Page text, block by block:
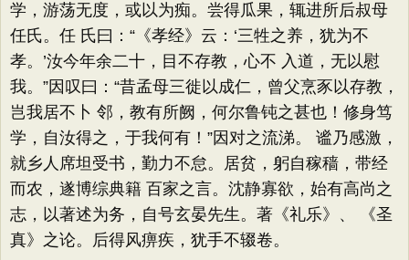
学，游荡无度，或以为痴。尝得瓜果，辄进所后叔母
任氏。任 氏曰：“《孝经》云：‘三牲之养，犹为不
孝。’汝今年余二十，目不存教，心不 入道，无以慰
我。”因叹曰：“昔孟母三徙以成仁，曾父烹豕以存教，
岂我居不卜 邻，教有所阙，何尔鲁钝之甚也！修身笃
学，自汝得之，于我何有！”因对之流涕。 谧乃感激，
就乡人席坦受书，勤力不怠。居贫，躬自稼穑，带经
而农，遂博综典籍 百家之言。沈静寡欲，始有高尚之
志，以著述为务，自号玄晏先生。著《礼乐》、 《圣
真》之论。后得风痹疾，犹手不辍卷。